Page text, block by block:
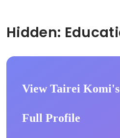
View Tairei Komi's
Full Profile